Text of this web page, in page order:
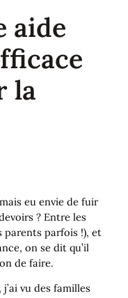
aide
la
eu envie de fuir
? Entre les
parents parfois !), et
on se dit qu’il
de faire.
vu des familles